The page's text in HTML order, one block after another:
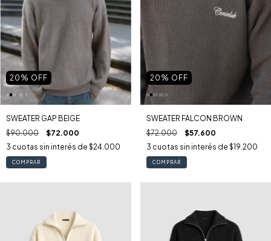
20 % OFF
SWEATER GAP BEIGE
$90.000
$72.000
3 cuotas sin interés de $24.000
COMPRAR
20 % OFF
SWEATER FALCON BROWN
$72.000
$57.600
3 cuotas sin interés de $19.200
COMPRAR